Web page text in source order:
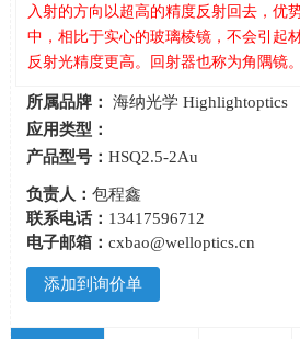
入射的方向以超高的精度反射回去，优
中，相比于实心的玻璃棱镜，不会引起
反射光精度更高。回射器也称为角隅镜。
所属品牌：
海纳光学 Highlightoptics
应用类型：
产品型号：HSQ2.5-2Au
负责人：包程鑫
联系电话： 13417596712
电子邮箱：cxbao@welloptics.cn
添加到询价单